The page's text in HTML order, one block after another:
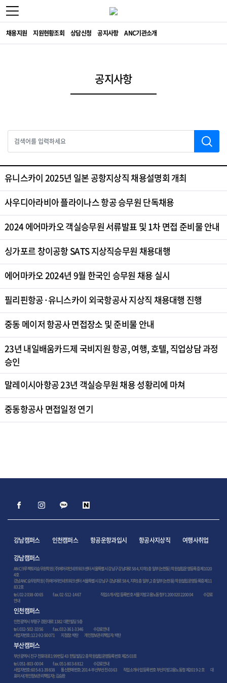
채용지원 지원현황조회 상담신청 공지사항 ANC기관소개
공지사항
유니스카이 2025년 일본 공항지상직 채용설명회 개최
사우디아라비아 플라이나스 항공 승무원 단독채용
2024 에어마카오 객실승무원 서류발표 및 1차 면접 준비물 안내
싱가포르 창이공항 SATS 지상직승무원 채용대행
에어마카오 2024년 9월 한국인 승무원 채용 실시
필리핀항공·유니스카이 외국항공사 지상직 채용대행 진행
중동 메이저 항공사 면접장소 및 준비물 안내
23년 내일배움카드제 국비지원 항공, 여행, 호텔, 직업상담 과정
승인
말레이시아항공 23년 객실승무원 채용 성황리에 마쳐
중동항공사 면접일정 연기
강남캠퍼스 인천캠퍼스 항공운항과입시 항공사지상직
여행사취업
강남캠퍼스
ANC크루팩토리승무원학원 (주)에어라인네트워크센터 서울특별시 강남구 강남대로 584, 지하1층 일부(논현동) 학원설립운영등록증 제1020
4호
강남ANC승무원학원 (주)에어라인네트워크센터 서울특별시 강남구 강남대로 584, 지하1층 일부, 2층 일부(논현동) 학원설립운영등록증 제11
832호
tel. 02-2038-0065
fax. 02-512-1467 직업소개사업 등록번호 서울지방고용노동청 F1200020220004
수강료
안내
인천캠퍼스
인천광역시 부평구 경원대로 1382 대한빌딩 5층
tel. 032-502-3356
fax. 032-361-3346
수강료안내
사업자번호: 122-92-50071 지점장: 박탄 개인정보관리책임자: 박탄
부산캠퍼스
부산광역시 진구 전포대로 199번길 43 한일빌딩 2층 학원설립운영등록번호 제2503호
tel. 051-803-0004
fax. 051-803-8812
수강료안내
사업자번호: 605-81-39838 통신판매번호: 2014-부산부산진-0363 직업소개사업 등록번호 부산지방고용노동청 제2019-2호 대
표이사(개인정보관리책임자): 김승환